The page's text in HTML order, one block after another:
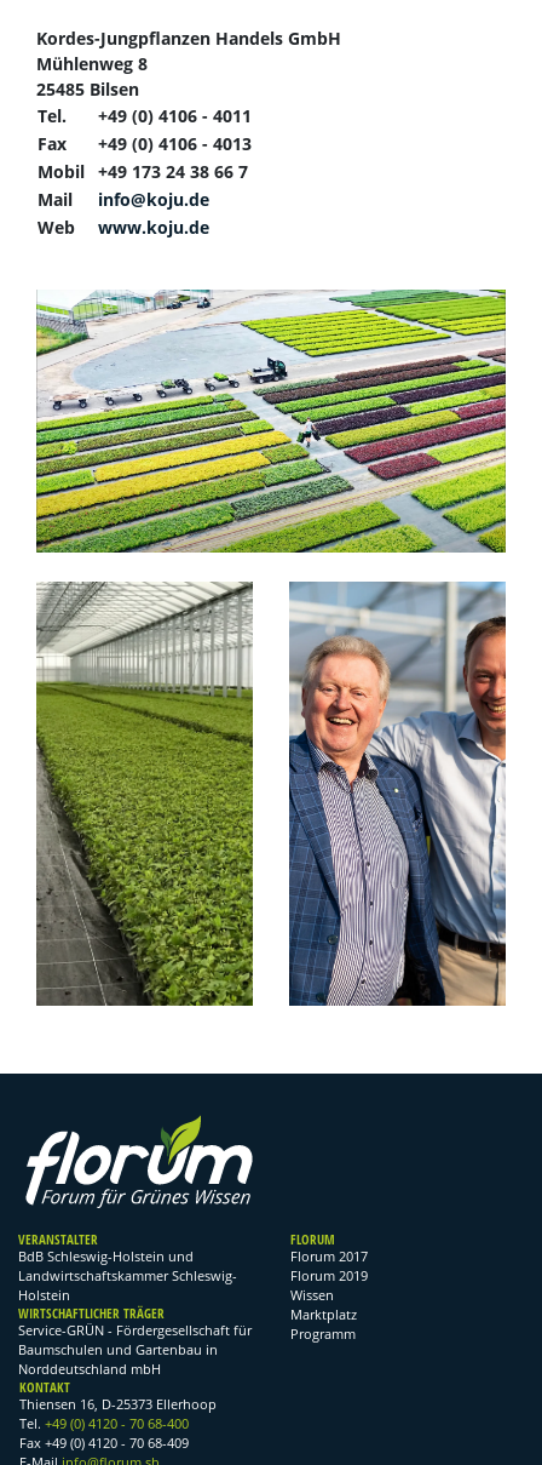
Kordes-Jungpflanzen Handels GmbH
Mühlenweg 8
25485 Bilsen
Tel.
+49 (0) 4106 - 4011
Fax
+49 (0) 4106 - 4013
Mobil +49 173 24 38 66 7
Mail
info@koju.de
Web
www.koju.de
VERANSTALTER
BdB Schleswig-Holstein und
Landwirtschaftskammer Schleswig-
Holstein
WIRTSCHAFTLICHER TRÄGER
Service-GRÜN - Fördergesellschaft für
Baumschulen und Gartenbau in
Norddeutschland mbH
FLORUM
Florum 2017
Florum 2019
Wissen
Marktplatz
Programm
KONTAKT
Thiensen 16, D-25373 Ellerhoop
Tel. +49 (0) 4120 - 70 68-400
Fax +49 (0) 4120 - 70 68-409